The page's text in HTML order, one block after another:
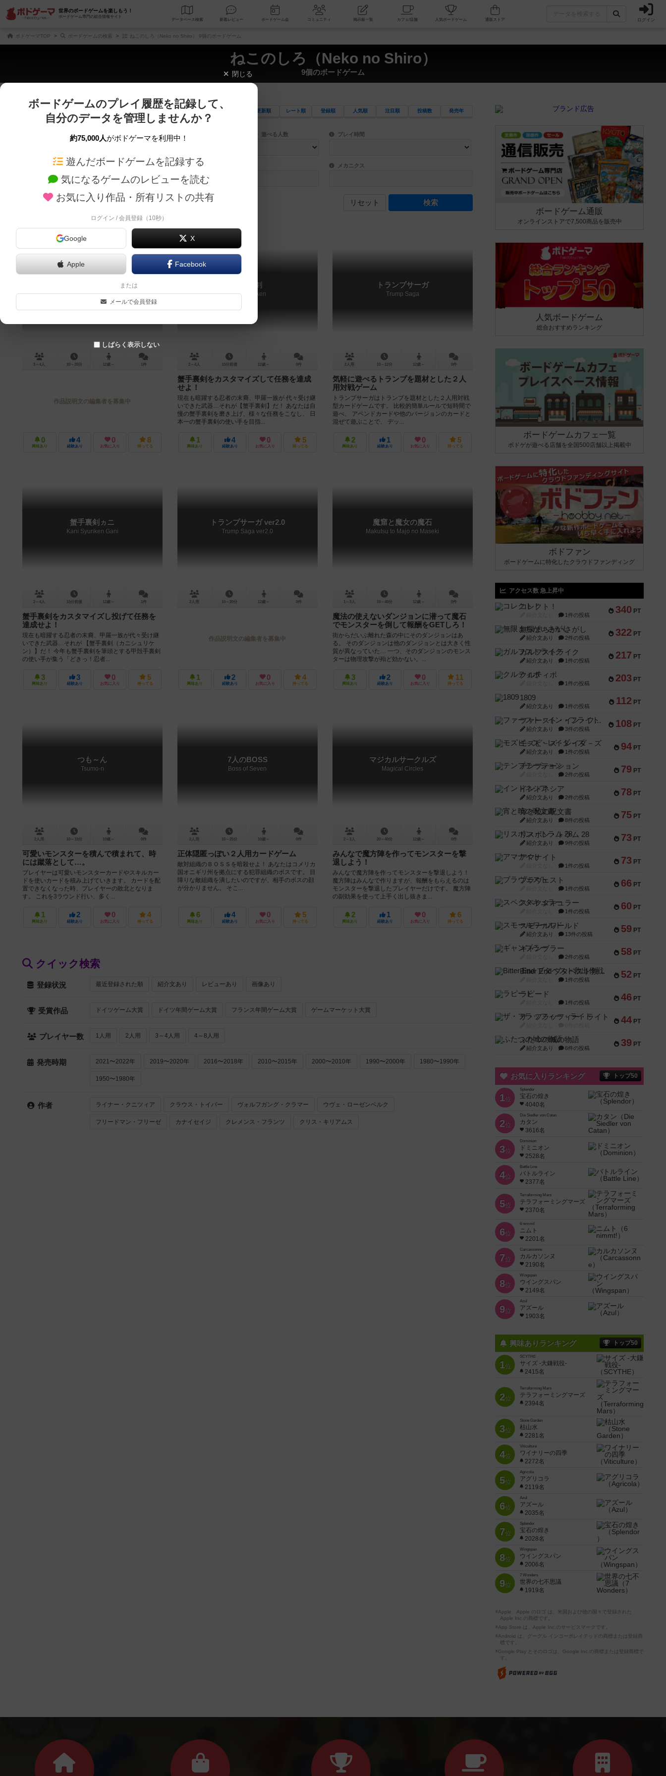
世界のボードゲームを楽しもう！
ボードゲーム専門の総合情報サイト
データベース 検索 新着レビュー ボードゲーム会 コミュニティ 掲示板一覧 カフェ/店舗 人気ボードゲーム ログイン
ボドゲーマTOP ボードゲームの検索 ねこのしろ（Neko no Shiro） 9個のボードゲーム
ねこのしろ（Neko no Shiro）
9個のボードゲーム
じっくり表示 更新順 レート順 登録順 人気順 注目順 投稿数 発売年
商品名、商品説明文、デザイナー名、テーマ名、メカニクス名を対象にフリーワード検索ができます。
ゲームデザイナー名を指定して検索できます。
ゲームデザイナー プレイ対象人数に含まれるボードゲームを指定します。
遊べる人数 目安となる所要時間を指定することができます。マニュアルを読む時間や参加者へのルール説明時間は含まれていないため、初めて
プレイ時間
対象年齢を指定します。 世界観や登場人物などモチーフ・ストーリーを指定することができます。直感的にゲームシステムを理解できるよう、中世ファンタジー・クッキング・海賊同士の対決など、ゲームコンセプトを絞
テーマ/フレーバー ゲーム性を構成するコアシステムです。主にボードゲームに慣れている方向けの絞込機能です。例えば「ダイスロール」はランダ
メカニクス
リセット
激闘！？後出しコロシアム！
Gekito!? Atodashi Colosseum
3～4人 10～20分 12歳～ 1件
作品説明文の編集者を募集中
0
興味あり
4
経験あり
0
お気に入り
8
持ってる
蟹手裏剣
Kani Syuriken
2～4人 15分前後 12歳～ 0件
蟹手裏剣をカスタマイズして任務を達成
せよ！
現在も暗躍する忍者の末裔、甲羅一族が 代々受け継
いできた武器…それが【蟹手裏剣】だ！ あなたは自
慢の蟹手裏剣を磨き上げ、様々な任務をこなし、 日
本一の蟹手裏剣の使い手を目指...
1
興味あり
4
経験あり
0
お気に入り
5
持ってる
トランプサーガ
Trump Saga
2人用 10～12分 12歳～ 0件
気軽に遊べるトランプを題材とした２人
用対戦ゲーム
トランプサーガはトランプを題材とした２人用対戦
型カードゲームです。 比較的簡単ルールで短時間で
遊べ、 アペンドカードや他のバージョンのカードと
混ぜて遊ぶことで、 デッ...
2
興味あり
1
経験あり
0
お気に入り
5
持ってる
蟹手裏剣ヵニ
Kani Syuriken Gani
2～4人 15分前後 12歳～ 1件
蟹手裏剣をカスタマイズし投げて任務を
達成せよ！
現在も暗躍する忍者の末裔、甲羅一族が代々受け継
いできた武器…それが 【蟹手裏剣（カニシュリケ
ン）】だ！ 今年も蟹手裏剣を筆頭とする甲殻手裏剣
の使い手が集う「どきっ！忍者...
3
興味あり
3
経験あり
0
お気に入り
5
持ってる
トランプサーガ ver2.0
Trump Saga ver2.0
2人用 10～20分 12歳～ 0件
作品説明文の編集者を募集中
1
興味あり
2
経験あり
0
お気に入り
4
持ってる
魔窟と魔女の魔石
Makutsu to Majo no Maseki
1～3人 10～40分 12歳～ 0件
魔法の使えないダンジョンに潜って魔石
でモンスターを倒して報酬をGETしろ！
街からだいぶ離れた森の中にそのダンジョンはあ
る。 そのダンジョンは他のダンジョンとは大きく性
質が異なっていた… 一つ、そのダンジョンのモンス
ターは物理攻撃が殆ど効かない。...
3
興味あり
2
経験あり
0
お気に入り
11
持ってる
つも～ん
Tsumo-n
2人用 10～15分 10歳～ 0件
可愛いモンスターを積んで積まれて、時
には蹴落として…。
プレイヤーは可愛いモンスターカードやスキルカー
ドを使いカードを積み上げていきます。 カードを配
置できなくなった時、プレイヤーの敗北となりま
す。 これを3ラウンド行い、多く...
1
興味あり
2
経験あり
0
お気に入り
4
持ってる
7人のBOSS
Boss of Seven
2人用 15～25分 10歳～ 0件
正体隠匿っぽい２人用カードゲーム
敵対組織のＢＯＳＳを暗殺せよ！ あなたはコメリカ
国オニギリ州を拠点にする犯罪組織のボスです。 目
障りな敵組織を潰したいのですが、相手のボスの顔
が分かりません。 そこ...
6
興味あり
4
経験あり
0
お気に入り
5
持ってる
マジカルサークルズ
Magical Circles
2～3人 20～40分 12歳～ 0件
みんなで魔方陣を作ってモンスターを撃
退しよう！
みんなで魔方陣を作ってモンスターを撃退しよう！
魔方陣はみんなで作りますが、報酬をもらえるのは
モンスターを撃退したプレイヤーだけです。 魔方陣
の副効果を使って上手く出し抜きま...
2
興味あり
1
経験あり
0
お気に入り
6
持ってる
クイック検索
登録状況 最近登録された順 紹介文あり レビューあり 画像あり
受賞作品 ドイツゲーム大賞 ドイツ年間ゲーム大賞 フランス年間ゲーム大賞 ゲームマーケット大賞
プレイヤー数 1人用 2人用 3～4人用 4～8人用
発売時期 2021〜2022年 2019〜2020年 2016〜2018年 2010〜2015年 2000〜2010年 1990〜2000年 1980〜1990年
1950〜1980年
作者 ライナー・クニツィア クラウス・トイバー ヴォルフガング・クラマー ウヴェ・ローゼンベルク
フリードマン・フリーゼ カナイセイジ クレメンス・フランツ クリス・キリアムス
ボードゲーム通販
オンラインストアで7,500商品を販売中
人気ボードゲーム
総合おすすめランキング
ボードゲームカフェ一覧
ボドゲが遊べる店舗を全国500店舗以上掲載中
ボドファン
ボードゲームに特化したクラウドファンディング
アクセス数 急上昇中
340 PT
コレクト！
1件の投稿
322 PT
無限まちがいさがし
紹介文あり 2件の投稿
217 PT
ガルフストライク
紹介文あり 1件の投稿
203 PT
クルティボ
1件の投稿
112 PT
1809
紹介文あり 1件の投稿
108 PT
ファースト・イン・フライト
紹介文あり 3件の投稿
94 PT
モズビ－ズ・レイダ－ズ
紹介文あり 1件の投稿
79 PT
テンプテーション
2件の投稿
78 PT
インドネシア
紹介文あり 2件の投稿
75 PT
宵と暁の呪文書
紹介文あり 8件の投稿
73 PT
リスボン・トラム 28
紹介文あり 9件の投稿
73 PT
アマナイト
1件の投稿
66 PT
ブラヴェスト
1件の投稿
60 PT
スペクタキュラー
1件の投稿
59 PT
スモールワールド
紹介文あり 13件の投稿
58 PT
ギャンブラー
2件の投稿
52 PT
Bitter End ブタペスト救出作戦
1件の投稿
46 PT
ラピード
1件の投稿
44 PT
ザ・フラッフィー・ライト
39 PT
ふたつの城の物語
紹介文あり 6件の投稿
お気に入りランキング トップ50
1位
Splendor
宝石の煌き
4040名
2位
Die Siedler von Catan
カタン
3616名
3位
Dominion
ドミニオン
2528名
4位
Battle Line
バトルライン
2377名
5位
Terraforming Mars
テラフォーミングマーズ
2370名
6位
6 nimmt!
ニムト
2201名
7位
Carcassonne
カルカソンヌ
2190名
8位
Wingspan
ウイングスパン
2149名
9位
Azul
アズール
1903名
興味ありランキング トップ50
1位
SCYTHE
サイズ -大鎌戦役-
2415名
2位
Terraforming Mars
テラフォーミングマーズ
2394名
3位
Stone Garden
枯山水
2281名
4位
Viticulture
ワイナリーの四季
2272名
5位
Agricola
アグリコラ
2119名
6位
Azul
アズール
2035名
7位
Splendor
宝石の煌き
2028名
8位
Wingspan
ウイングスパン
2006名
9位
7 Wonders
世界の七不思議
1919名
※Apple、Apple のロゴ は、米国および他の国々で登録された
Apple Inc.の商標です。
※App Store は、Apple Inc.のサービスマークです。
※Android は、グーグル インコーポレイテッドの商標または登録商
標です。
※Google Play とそのロゴは、Google Inc.の商標または登録商標で
す。
閉じる
ボードゲームのプレイ履歴を記録して、
自分のデータを管理しませんか？
約75,000人がボドゲーマを利用中！
遊んだボードゲームを記録する
気になるゲームのレビューを読む
お気に入り作品・所有リストの共有
ログイン / 会員登録（10秒）
Google X
Apple Facebook
または
メールで会員登録
しばらく表示しない